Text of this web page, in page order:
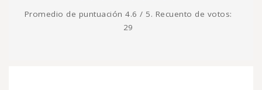
Promedio de puntuación 4.6 / 5. Recuento de votos:
29